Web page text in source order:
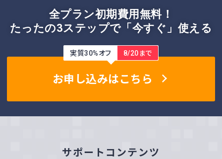
全プラン初期費用無料！
たったの3ステップで「今すぐ」使える
実質30%オフ 8/20まで
お申し込みはこちら
サポートコンテンツ